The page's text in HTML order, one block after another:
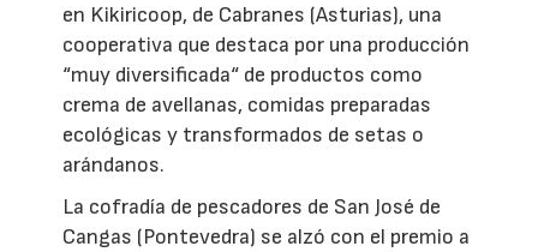
en Kikiricoop, de Cabranes (Asturias), una
cooperativa que destaca por una producción
“muy diversificada“ de productos como
crema de avellanas, comidas preparadas
ecológicas y transformados de setas o
arándanos.
La cofradía de pescadores de San José de
Cangas (Pontevedra) se alzó con el premio a